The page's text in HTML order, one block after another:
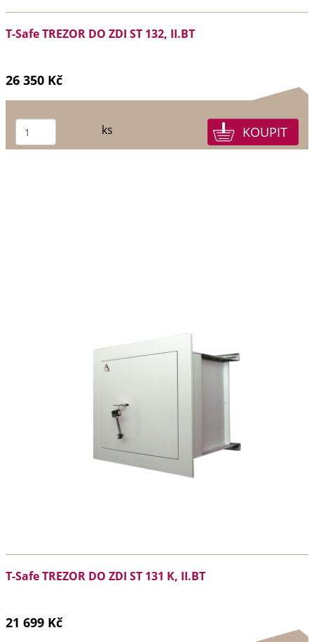
T-Safe TREZOR DO ZDI ST 132, II.BT
26 350 Kč
ks
T-Safe TREZOR DO ZDI ST 131 K, II.BT
21 699 Kč